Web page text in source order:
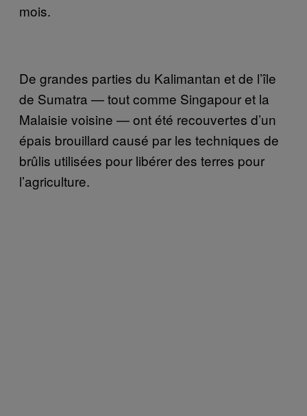
mois.
De grandes parties du Kalimantan et de l’île
de Sumatra — tout comme Singapour et la
Malaisie voisine — ont été recouvertes d’un
épais brouillard causé par les techniques de
brûlis utilisées pour libérer des terres pour
l’agriculture.